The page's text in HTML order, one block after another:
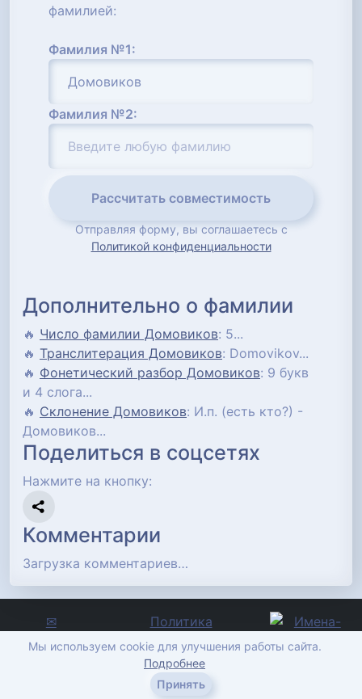
фамилией:
Фамилия №1:
Фамилия №2:
Рассчитать совместимость
Отправляя форму, вы соглашаетесь с
Политикой конфиденциальности
Дополнительно о фамилии
🔥 Число фамилии Домовиков: 5...
🔥 Транслитерация Домовиков: Domovikov...
🔥 Фонетический разбор Домовиков: 9 букв
и 4 слога...
🔥 Склонение Домовиков: И.п. (есть кто?) -
Домовиков...
Поделиться в соцсетях
Нажмите на кнопку:
Комментарии
Загрузка комментариев…
✉
Отправить
Политика
конфиденциальности
imena-znachenie.ru, ©
2012-2026
Мы используем cookie для улучшения работы сайта.
Подробнее
Принять